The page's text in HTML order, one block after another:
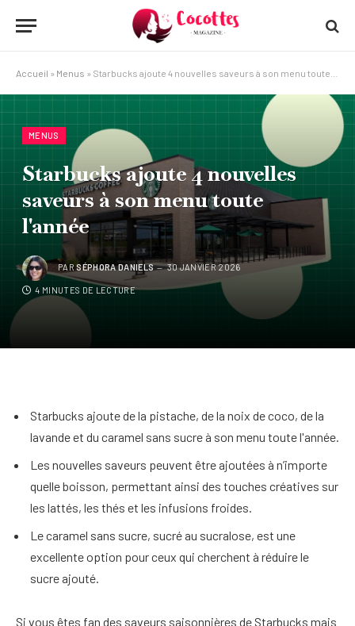
Accueil » Menus » Starbucks ajoute 4 nouvelles saveurs à son menu toute l'année
MENUS
Starbucks ajoute 4 nouvelles
saveurs à son menu toute
l'année
PAR SÉPHORA DANIELS 30 JANVIER 2026
4 MINUTES DE LECTURE
Starbucks ajoute de la pistache, de la noix de coco, de la
lavande et du caramel sans sucre à son menu toute l'année.
Les nouvelles saveurs peuvent être ajoutées à n’importe
quelle boisson, permettant ainsi des touches créatives sur
les lattés, les thés et les infusions froides.
Le caramel sans sucre, sucré au sucralose, est une
excellente option pour ceux qui cherchent à réduire le
sucre ajouté.
Si vous êtes fan des saveurs saisonnières de Starbucks mais